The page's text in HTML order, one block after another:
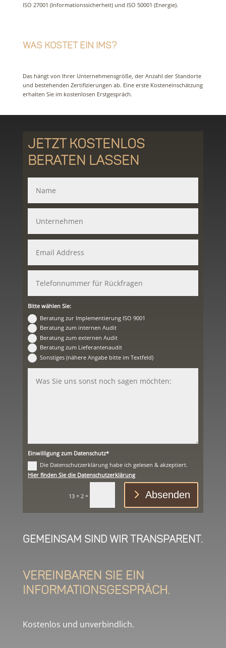
ISO 27001 (Informationssicherheit) und ISO 50001 (Energie).
Was kostet ein IMS?
Das hängt von Ihrer Unternehmensgröße, der Anzahl der Standorte
und bestehenden Zertifizierungen ab. Eine erste Kosteneinschätzung
erhalten Sie im kostenlosen Erstgespräch.
Jetzt kostenlos
beraten lassen
Bitte wählen Sie:
Beratung zur Implementierung ISO 9001
Beratung zum internen Audit
Beratung zum externen Audit
Beratung zum Lieferantenaudit
Sonstiges (nähere Angabe bitte im Textfeld)
Einwilligung zum Datenschutz*
Die Datenschutzerklärung habe ich gelesen & akzeptiert.
Hier finden Sie die Datenschutzerklärung
13 + 2 = Absenden
Gemeinsam sind wir transparent.
Vereinbaren Sie ein
Informationsgespräch.
Kostenlos und unverbindlich.